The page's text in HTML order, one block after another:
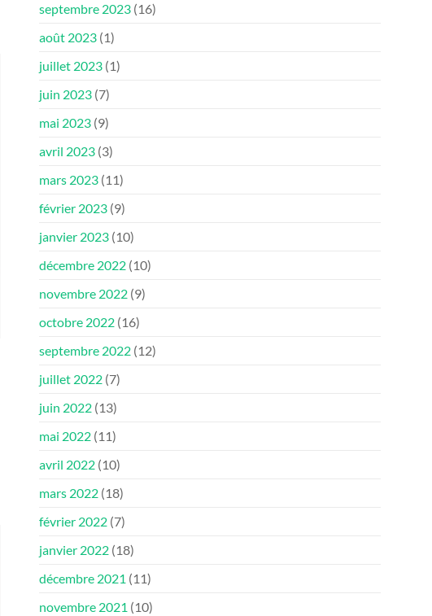
septembre 2023 (16)
août 2023 (1)
juillet 2023 (1)
juin 2023 (7)
mai 2023 (9)
avril 2023 (3)
mars 2023 (11)
février 2023 (9)
janvier 2023 (10)
décembre 2022 (10)
novembre 2022 (9)
octobre 2022 (16)
septembre 2022 (12)
juillet 2022 (7)
juin 2022 (13)
mai 2022 (11)
avril 2022 (10)
mars 2022 (18)
février 2022 (7)
janvier 2022 (18)
décembre 2021 (11)
novembre 2021 (10)